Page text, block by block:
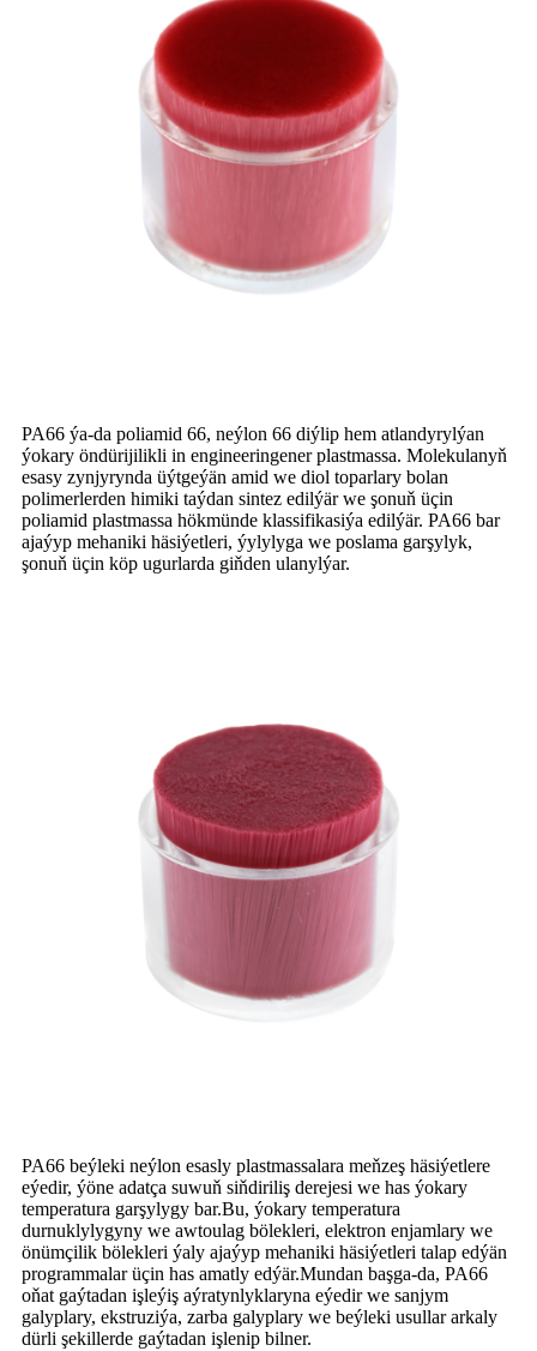
PA66 ýa-da poliamid 66, neýlon 66 diýlip hem atlandyrylýan
ýokary öndürijilikli in engineeringener plastmassa. Molekulanyň
esasy zynjyrynda üýtgeýän amid we diol toparlary bolan
polimerlerden himiki taýdan sintez edilýär we şonuň üçin
poliamid plastmassa hökmünde klassifikasiýa edilýär. PA66 bar
ajaýyp mehaniki häsiýetleri, ýylylyga we poslama garşylyk,
şonuň üçin köp ugurlarda giňden ulanylýar.
PA66 beýleki neýlon esasly plastmassalara meňzeş häsiýetlere
eýedir, ýöne adatça suwuň siňdiriliş derejesi we has ýokary
temperatura garşylygy bar.Bu, ýokary temperatura
durnuklylygyny we awtoulag bölekleri, elektron enjamlary we
önümçilik bölekleri ýaly ajaýyp mehaniki häsiýetleri talap edýän
programmalar üçin has amatly edýär.Mundan başga-da, PA66
oňat gaýtadan işleýiş aýratynlyklaryna eýedir we sanjym
galyplary, ekstruziýa, zarba galyplary we beýleki usullar arkaly
dürli şekillerde gaýtadan işlenip bilner.